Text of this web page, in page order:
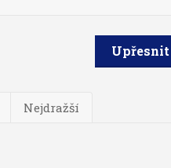
Nejdražší